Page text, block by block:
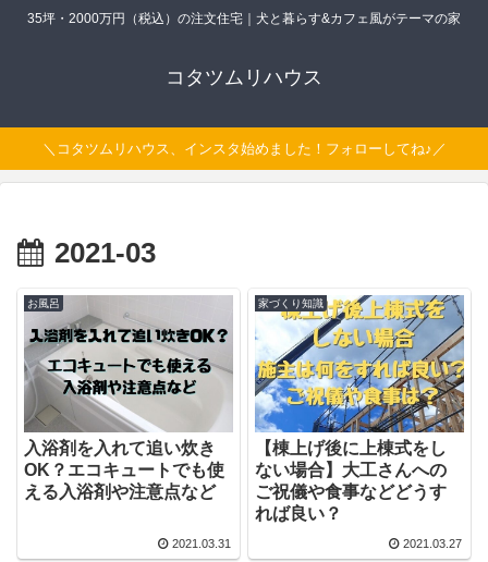
35坪・2000万円（税込）の注文住宅｜犬と暮らす&カフェ風がテーマの家
コタツムリハウス
＼コタツムリハウス、インスタ始めました！フォローしてね♪／
2021-03
お風呂
入浴剤を入れて追い炊き
OK？エコキュートでも使
える入浴剤や注意点など
2021.03.31
家づくり知識
【棟上げ後に上棟式をし
ない場合】大工さんへの
ご祝儀や食事などどうす
れば良い？
2021.03.27